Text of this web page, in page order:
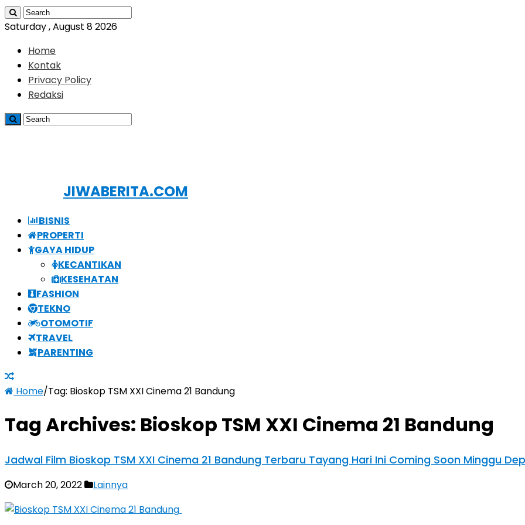
Saturday , August 8 2026
Home
Kontak
Privacy Policy
Redaksi
JIWABERITA.COM
BISNIS
PROPERTI
GAYA HIDUP
KECANTIKAN
KESEHATAN
FASHION
TEKNO
OTOMOTIF
TRAVEL
PARENTING
Home/Tag: Bioskop TSM XXI Cinema 21 Bandung
Tag Archives: Bioskop TSM XXI Cinema 21 Bandung
Jadwal Film Bioskop TSM XXI Cinema 21 Bandung Terbaru Tayang Hari Ini Coming Soon Minggu
March 20, 2022 Lainnya